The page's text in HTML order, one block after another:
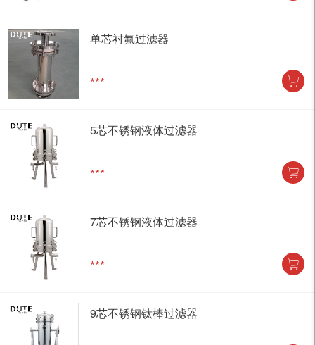
单芯衬氟过滤器
***
5芯不锈钢液体过滤器
***
7芯不锈钢液体过滤器
***
9芯不锈钢钛棒过滤器